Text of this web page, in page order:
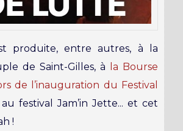
produite, entre autres, à la
de Saint-Gilles, à
la Bourse
de l’inauguration du Festival
au festival Jam’in Jette... et cet
!